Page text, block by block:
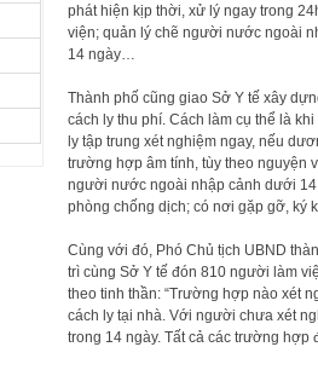
phát hiện kịp thời, xử lý ngay trong
viện; quản lý chẽ người nước ngoài
14 ngày…
Thành phố cũng giao Sở Y tế xây
cách ly thu phí. Cách làm cụ thể là
ly tập trung xét nghiệm ngay, nếu
trường hợp âm tính, tùy theo nguyện
người nước ngoài nhập cảnh dưới
phòng chống dịch; có nơi gặp gỡ, ký
Cùng với đó, Phó Chủ tịch UBND
trì cùng Sở Y tế đón 810 người làm
theo tinh thần: “Trường hợp nào xét
cách ly tại nhà. Với người chưa xét
trong 14 ngày. Tất cả các trường hợp